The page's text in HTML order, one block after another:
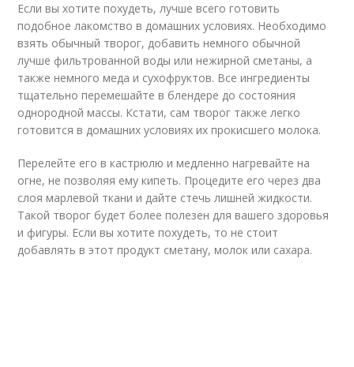
Если вы хотите похудеть, лучше всего готовить
подобное лакомство в домашних условиях. Необходимо
взять обычный творог, добавить немного обычной
лучше фильтрованной воды или нежирной сметаны, а
также немного меда и сухофруктов. Все ингредиенты
тщательно перемешайте в блендере до состояния
однородной массы. Кстати, сам творог также легко
готовится в домашних условиях их прокисшего молока.
Перелейте его в кастрюлю и медленно нагревайте на
огне, не позволяя ему кипеть. Процедите его через два
слоя марлевой ткани и дайте стечь лишней жидкости.
Такой творог будет более полезен для вашего здоровья
и фигуры. Если вы хотите похудеть, то не стоит
добавлять в этот продукт сметану, молок или сахара.